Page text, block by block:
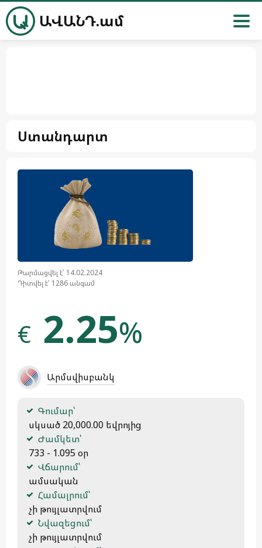
ԱՎԱՆԴ.ամ
Ստանդարտ
Թարմացվել է՝ 14.02.2024
Դիտվել է՝ 1286 անգամ
€ 2.25%
Արմսվիսբանկ
Գումար՝
սկսած 20,000.00 եվրոյից
Ժամկետ՝
733 - 1.095 օր
Վճարում՝
ամսական
Համալրում՝
չի թույլատրվում
Նվազեցում՝
չի թույլատրվում